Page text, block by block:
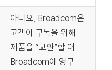
아니요, Broadcom은
고객이 구독을 위해
제품을 “교환”할 때
Broadcom에 영구